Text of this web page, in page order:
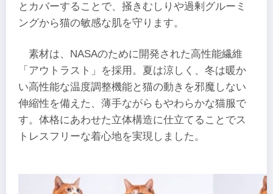
とカバーすることで、掻きむしりや過剰グルーミ
ングから猫の敏感な肌を守ります。
素材は、NASAのために開発された高性能繊維
「アウトラスト」を採用。夏は涼しく、冬は暖か
い高性能な温度調整機能と猫の動きを邪魔しない
伸縮性を備えた、薄手ながらもやわらかな猫服で
す。体格にあわせた立体構造に仕立てることでス
トレスフリーな着心地を実現しました。